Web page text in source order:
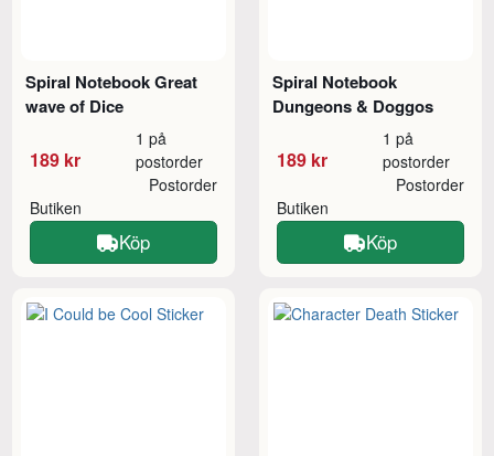
Spiral Notebook Great
wave of Dice
189 kr
1 på
postorder
Butiken
Postorder
Köp
Spiral Notebook
Dungeons & Doggos
189 kr
1 på
postorder
Butiken
Postorder
Köp